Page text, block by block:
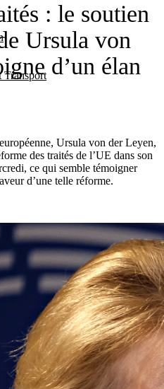
Transport
: le soutien
Ursula von
d’un élan
Ursula von der Leyen,
des traités de l’UE dans son
ce qui semble témoigner
d’une telle réforme.